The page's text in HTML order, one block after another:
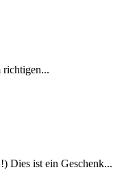
richtigen...
Dies ist ein Geschenk...